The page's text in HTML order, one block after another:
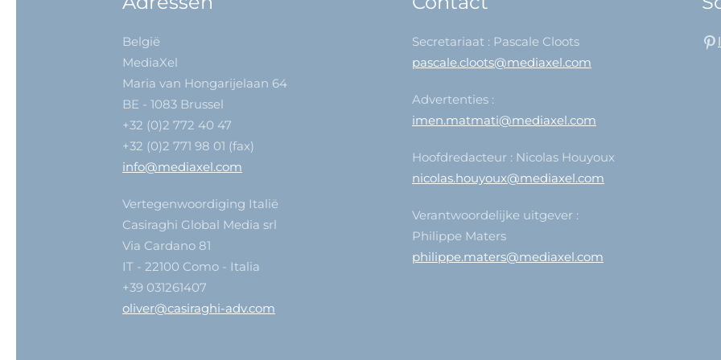
België
MediaXel
Maria van Hongarijelaan 64
BE - 1083 Brussel
+32 (0)2 772 40 47
+32 (0)2 771 98 01 (fax)
info@mediaxel.com
Vertegenwoordiging Italië
Casiraghi Global Media srl
Via Cardano 81
IT - 22100 Como - Italia
+39 031261407
oliver@casiraghi-adv.com
Secretariaat : Pascale Cloots
pascale.cloots@mediaxel.com
Advertenties :
imen.matmati@mediaxel.com
Hoofdredacteur : Nicolas Houyoux
nicolas.houyoux@mediaxel.com
Verantwoordelijke uitgever :
Philippe Maters
philippe.maters@mediaxel.com